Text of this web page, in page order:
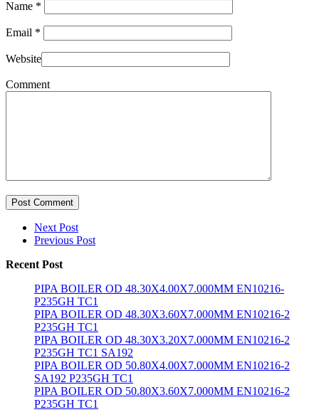
Name *
Email *
Website
Comment
Post Comment
Next Post
Previous Post
Recent Post
PIPA BOILER OD 48.30X4.00X7.000MM EN10216-
P235GH TC1
PIPA BOILER OD 48.30X3.60X7.000MM EN10216-2
P235GH TC1
PIPA BOILER OD 48.30X3.20X7.000MM EN10216-2
P235GH TC1 SA192
PIPA BOILER OD 50.80X4.00X7.000MM EN10216-2
SA192 P235GH TC1
PIPA BOILER OD 50.80X3.60X7.000MM EN10216-2
P235GH TC1